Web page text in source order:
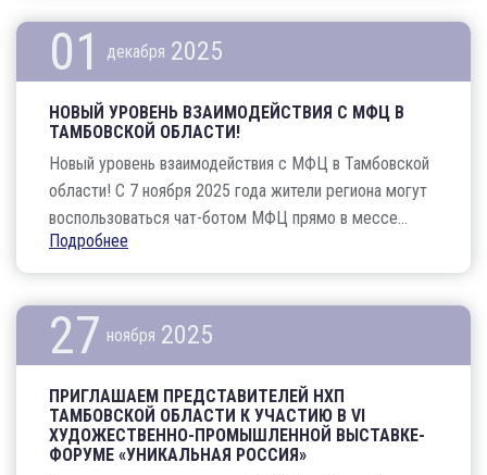
01 декабря 2025
НОВЫЙ УРОВЕНЬ ВЗАИМОДЕЙСТВИЯ С МФЦ В
ТАМБОВСКОЙ ОБЛАСТИ!
Новый уровень взаимодействия с МФЦ в Тамбовской
области! С 7 ноября 2025 года жители региона могут
воспользоваться чат-ботом МФЦ прямо в мессе...
Подробнее
27 ноября 2025
ПРИГЛАШАЕМ ПРЕДСТАВИТЕЛЕЙ НХП
ТАМБОВСКОЙ ОБЛАСТИ К УЧАСТИЮ В VI
ХУДОЖЕСТВЕННО-ПРОМЫШЛЕННОЙ ВЫСТАВКЕ-
ФОРУМЕ «УНИКАЛЬНАЯ РОССИЯ»